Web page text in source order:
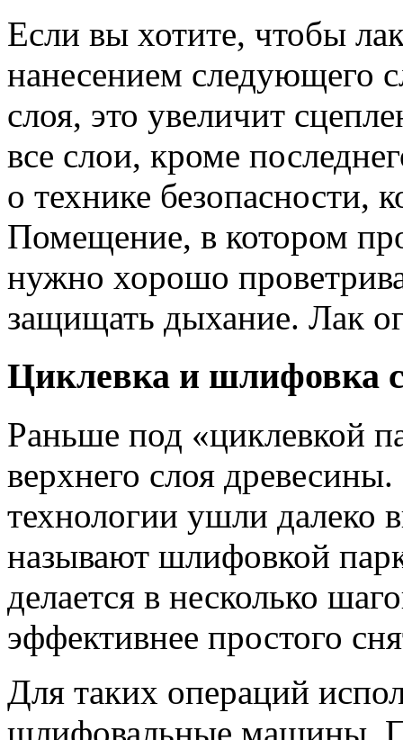
Если вы хотите, чтобы
нанесением следующего
слоя, это увеличит
все слои, кроме
о технике безопасности,
Помещение, в котором
нужно хорошо
защищать дыхание. Лак
Циклевка и шлифовка
Раньше под «циклевкой
верхнего слоя
технологии ушли далеко
называют шлифовкой
делается в несколько
эффективнее простого
Для таких операций
шлифовальные машины.